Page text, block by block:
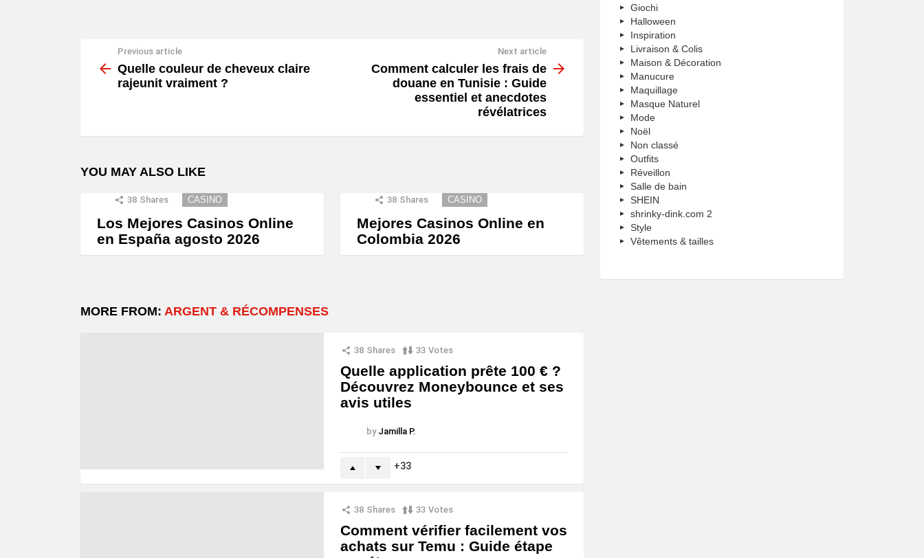
more
Previous article
Quelle couleur de cheveux claire
rajeunit vraiment ?
Next article
Comment calculer les frais de
douane en Tunisie : Guide
essentiel et anecdotes
révélatrices
YOU MAY ALSO LIKE
38 Shares CASINO
Los Mejores Casinos Online
en España agosto 2026
38 Shares CASINO
Mejores Casinos Online en
Colombia 2026
MORE FROM: ARGENT & RÉCOMPENSES
38 Shares 33 Votes
Quelle application prête 100 € ?
Découvrez Moneybounce et ses
avis utiles
by Jamilla P.
33
38 Shares 33 Votes
Comment vérifier facilement vos
achats sur Temu : Guide étape
Giochi
Halloween
Inspiration
Livraison & Colis
Maison & Décoration
Manucure
Maquillage
Masque Naturel
Mode
Noël
Non classé
Outfits
Réveillon
Salle de bain
SHEIN
shrinky-dink.com 2
Style
Vêtements & tailles